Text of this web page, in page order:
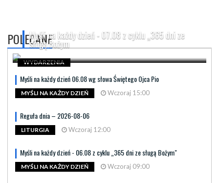
POLECANEMyśli na każdy dzień - 07.08 z cyklu „365 dni ze
sługą Bożym
WYDARZENIA
Myśli na każdy dzień 06.08 wg słowa Świętego Ojca Pio
MYŚLI NA KAŻDY DZIEŃ Wczoraj 15:00
Reguła dnia – 2026-08-06
LITURGIA Wczoraj 12:00
Myśli na każdy dzień - 06.08 z cyklu „365 dni ze sługą Bożym"
MYŚLI NA KAŻDY DZIEŃ Wczoraj 09:00